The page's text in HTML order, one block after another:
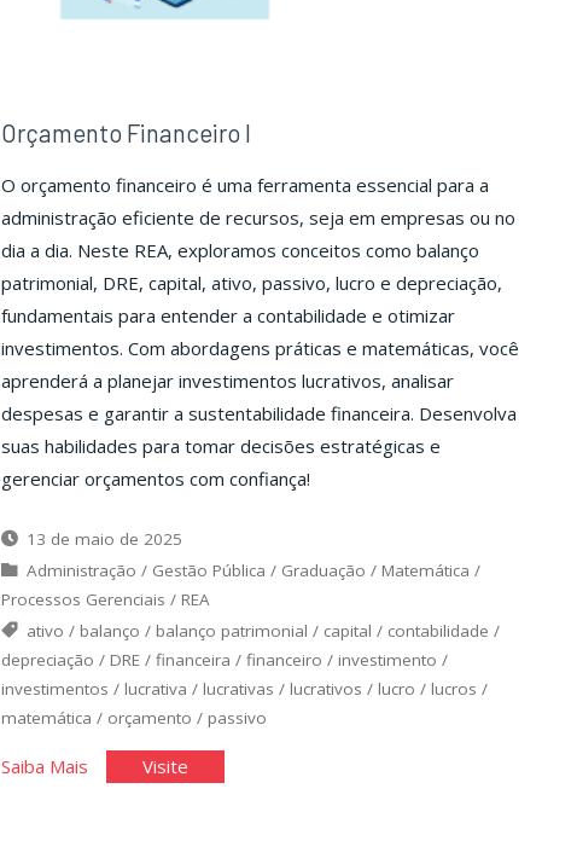
Orçamento Financeiro I
O orçamento financeiro é uma ferramenta essencial para a
administração eficiente de recursos, seja em empresas ou no
dia a dia. Neste REA, exploramos conceitos como balanço
patrimonial, DRE, capital, ativo, passivo, lucro e depreciação,
fundamentais para entender a contabilidade e otimizar
investimentos. Com abordagens práticas e matemáticas, você
aprenderá a planejar investimentos lucrativos, analisar
despesas e garantir a sustentabilidade financeira. Desenvolva
suas habilidades para tomar decisões estratégicas e
gerenciar orçamentos com confiança!
13 de maio de 2025
Administração / Gestão Pública / Graduação / Matemática /
Processos Gerenciais / REA
ativo / balanço / balanço patrimonial / capital / contabilidade /
depreciação / DRE/ financeira / financeiro / investimento /
investimentos / lucrativa / lucrativas / lucrativos / lucro / lucros /
matemática / orçamento / passivo
Saiba Mais"Orçamento
Visite"Orçamento